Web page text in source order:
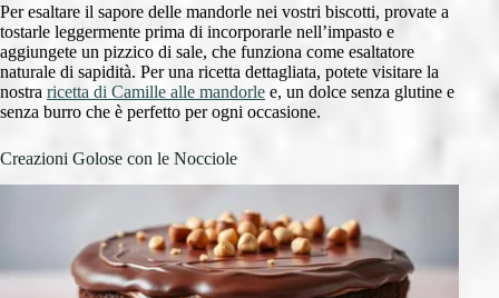
Per esaltare il sapore delle mandorle nei vostri biscotti, provate a
tostarle leggermente prima di incorporarle nell’impasto e
aggiungete un pizzico di sale, che funziona come esaltatore
naturale di sapidità. Per una ricetta dettagliata, potete visitare la
nostra ricetta di Camille alle mandorle e, un dolce senza glutine e
senza burro che è perfetto per ogni occasione.
Creazioni Golose con le Nocciole